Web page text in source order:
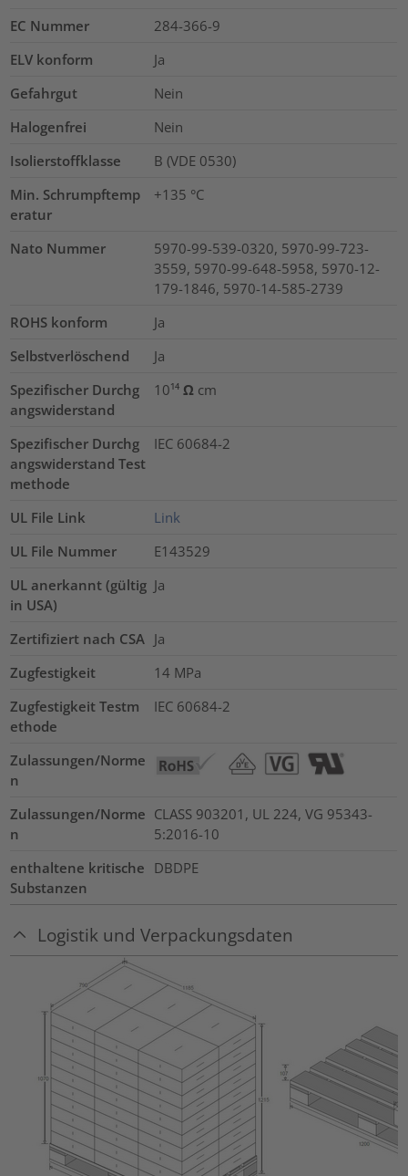
EC Nummer
284-366-9
ELV konform
Ja
Gefahrgut
Nein
Halogenfrei
Nein
Isolierstoffklasse
B (VDE 0530)
Min. Schrumpftemp
eratur
+135 °C
Nato Nummer
5970-99-539-0320, 5970-99-723-
3559, 5970-99-648-5958, 5970-12-
179-1846, 5970-14-585-2739
ROHS konform
Ja
Selbstverlöschend
Ja
Spezifischer Durchg
angswiderstand
10¹⁴ Ω cm
Spezifischer Durchg
angswiderstand Test
methode
IEC 60684-2
UL File Link
Link
UL File Nummer
E143529
UL anerkannt (gültig
in USA)
Ja
Zertifiziert nach CSA Ja
Zugfestigkeit
14 MPa
Zugfestigkeit Testm
ethode
IEC 60684-2
Zulassungen/Norme
n
Zulassungen/Norme
n
CLASS 903201, UL 224, VG 95343-
5:2016-10
enthaltene kritische
Substanzen
DBDPE
Logistik und Verpackungsdaten